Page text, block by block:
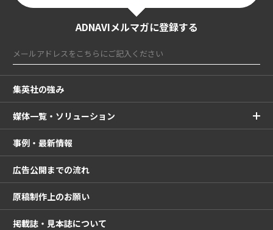
ADNAVIメルマガに登録する
集英社の強み
媒体一覧・ソリューション
事例・最新情報
広告公開までの流れ
原稿制作上のお願い
掲載誌・見本誌について